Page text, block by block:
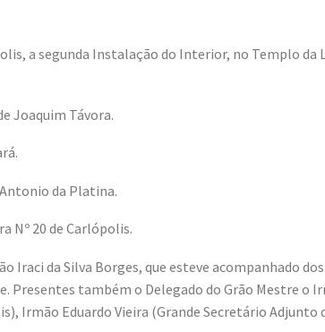
a segunda Instalação do Interior, no Templo
Joaquim Távora.
Antonio da Platina.
Nº 20 de Carlópolis.
Iraci da Silva Borges, que esteve acompanhado
Presentes também o Delegado do Grão Mestre o
Irmão Eduardo Vieira (Grande Secretário